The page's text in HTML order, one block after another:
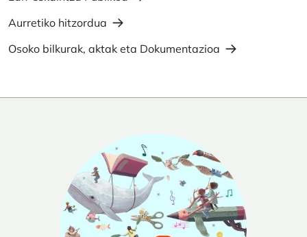
Aurretiko hitzordua
Osoko bilkurak, aktak eta Dokumentazioa